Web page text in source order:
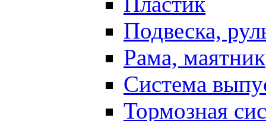
Подвеска,
Рама, маятник
Система
Тормозная